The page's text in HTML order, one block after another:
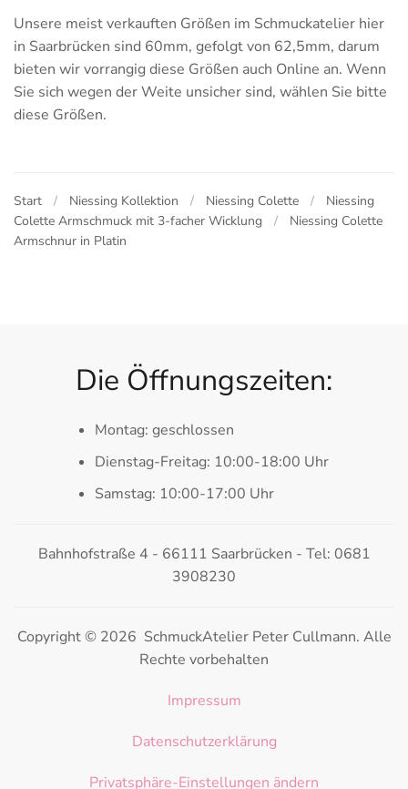
Unsere meist verkauften Größen im Schmuckatelier hier
in Saarbrücken sind 60mm, gefolgt von 62,5mm, darum
bieten wir vorrangig diese Größen auch Online an. Wenn
Sie sich wegen der Weite unsicher sind, wählen Sie bitte
diese Größen.
Start Niessing Kollektion Niessing Colette
Niessing
Colette Armschmuck mit 3-facher Wicklung
Niessing Colette
Armschnur in Platin
Die Öffnungszeiten:
Montag: geschlossen
Dienstag-Freitag: 10:00-18:00 Uhr
Samstag: 10:00-17:00 Uhr
Bahnhofstraße 4 - 66111 Saarbrücken - Tel: 0681
3908230
Copyright © 2026 SchmuckAtelier Peter Cullmann. Alle
Rechte vorbehalten
Impressum
Datenschutzerklärung
Privatsphäre-Einstellungen ändern